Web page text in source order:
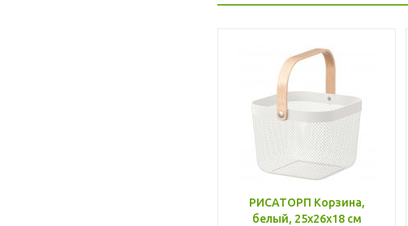
РИСАТОРП Корзина,
белый, 25x26x18 см